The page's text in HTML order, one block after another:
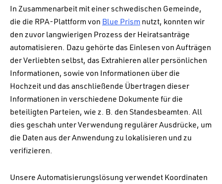
In Zusammenarbeit mit einer schwedischen Gemeinde,
die die RPA-Plattform von Blue Prismnutzt, konnten wir
den zuvor langwierigen Prozess der Heiratsanträge
automatisieren. Dazu gehörte das Einlesen von Aufträgen
der Verliebten selbst, das Extrahieren aller persönlichen
Informationen, sowie von Informationen über die
Hochzeit und das anschließende Übertragen dieser
Informationen in verschiedene Dokumente für die
beteiligten Parteien, wie z. B. den Standesbeamten. All
dies geschah unter Verwendung regulärer Ausdrücke, um
die Daten aus der Anwendung zu lokalisieren und zu
verifizieren.
Unsere Automatisierungslösung verwendet Koordinaten